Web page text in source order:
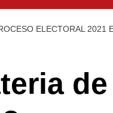
ELECTORAL 2021
de